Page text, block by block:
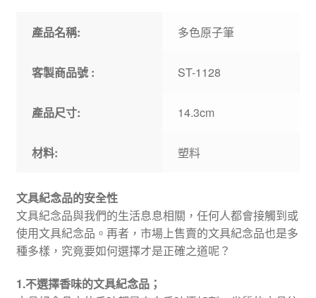
產品名稱: 多色原子筆
客製商品號 : ST-1128
產品尺寸: 14.3cm
材料: 塑料
文具紀念品的安全性
文具紀念品與我們的生活息息相關，任何人都會接觸到或
使用文具紀念品。再者，市場上售賣的文具紀念品也是多
種多樣，究竟要如何選擇才是正確之道呢？
1.不選擇香味的文具紀念品；